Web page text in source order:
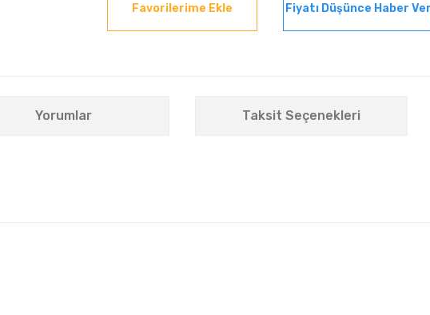
Fiyatı Düşünce Haber Ver
Yorumlar Taksit Seçenekleri